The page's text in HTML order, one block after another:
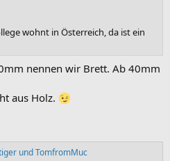
wohnt in Österreich, da ist ein
nennen wir Brett. Ab 40mm
aus Holz.
undTomfromMuc